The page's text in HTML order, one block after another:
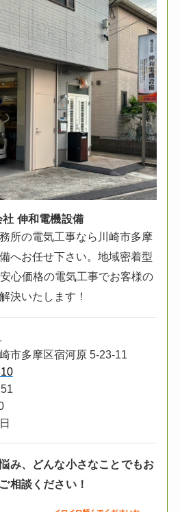
社 伸和電機設備
所の電気工事なら川崎市多摩
へお任せ下さい。地域密着型
心価格の電気工事でお客様の
決いたします！
市多摩区宿河原 5-23-11
み、どんな小さなことでもお
相談ください！